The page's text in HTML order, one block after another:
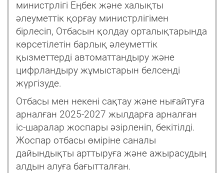
министрлігі Еңбек және халықты
әлеуметтік қорғау министрлігімен
бірлесіп, Отбасын қолдау орталықтарында
көрсетілетін барлық әлеуметтік
қызметтерді автоматтандыру және
цифрландыру жұмыстарын белсенді
жүргізуде.
Отбасы мен некені сақтау және нығайтуға
арналған 2025-2027 жылдарға арналған
іс-шаралар жоспары әзірленіп, бекітілді.
Жоспар отбасы өміріне саналы
дайындықты арттыруға және ажырасудың
алдын алуға бағытталған.